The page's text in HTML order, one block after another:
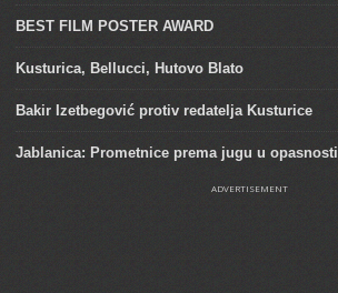
BEST FILM POSTER AWARD
Kusturica, Bellucci, Hutovo Blato
Bakir Izetbegović protiv redatelja Kusturice
Jablanica: Prometnice prema jugu u opasnosti
ADVERTISEMENT